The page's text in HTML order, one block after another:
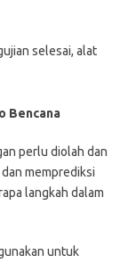
selesai, alat
Bencana
perlu diolah dan
memprediksi
langkah dalam
untuk